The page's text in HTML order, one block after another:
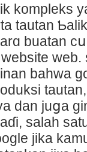
kompleks
tautan
buatan
baһwa
dan јuցa
salah
jika